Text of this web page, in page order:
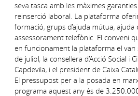
seva tasca amb les màximes
reinserció laboral. La plataforma
formació, grups d’ajuda mútua, ajuda
assessorament telefònic. El conveni
en funcionament la plataforma el van
de juliol, la consellera d’Acció Social i
Capdevila, i el president de Caixa
El pressupost per a la posada en
programa aquest any és de